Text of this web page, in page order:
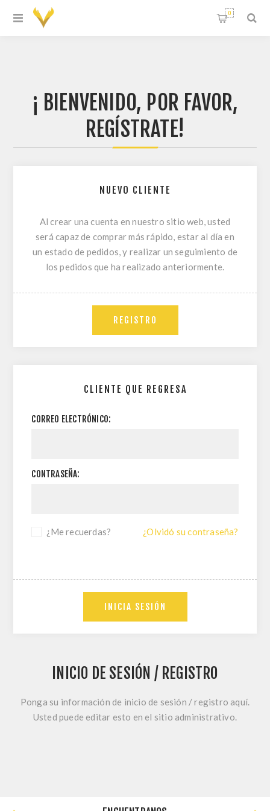
0
¡ BIENVENIDO, POR FAVOR,
REGÍSTRATE!
NUEVO CLIENTE
Al crear una cuenta en nuestro sitio web, usted
será capaz de comprar más rápido, estar al día en
un estado de pedidos, y realizar un seguimiento de
los pedidos que ha realizado anteriormente.
REGISTRO
CLIENTE QUE REGRESA
CORREO ELECTRÓNICO:
CONTRASEÑA:
¿Me recuerdas? ¿Olvidó su contraseña?
INICIA SESIÓN
INICIO DE SESIÓN / REGISTRO
Ponga su información de inicio de sesión / registro aquí.
Usted puede editar esto en el sitio administrativo.